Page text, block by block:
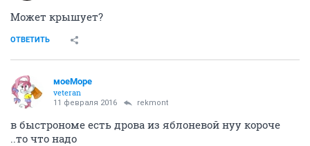
Может крышует?
ОТВЕТИТЬ
моеМоре
veteran
11 февраля 2016 rekmont
в быстрономе есть дрова из яблоневой нуу короче
..то что надо